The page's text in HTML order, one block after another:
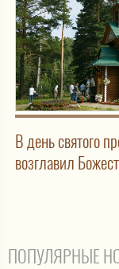
В день святого
возглавил
ПОПУЛЯРНЫЕ